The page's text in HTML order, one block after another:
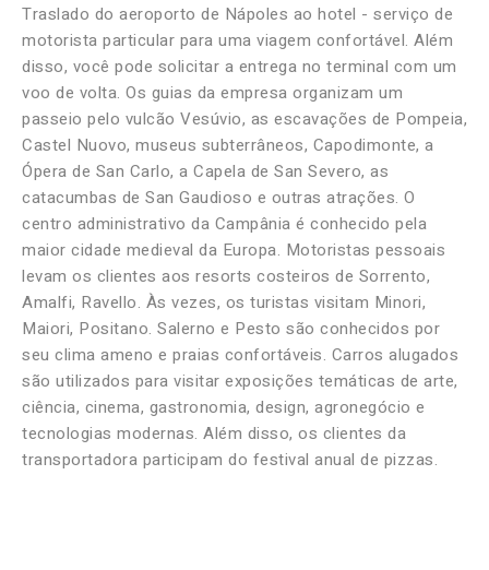
Traslado do aeroporto de Nápoles ao hotel - serviço de
motorista particular para uma viagem confortável. Além
disso, você pode solicitar a entrega no terminal com um
voo de volta. Os guias da empresa organizam um
passeio pelo vulcão Vesúvio, as escavações de Pompeia,
Castel Nuovo, museus subterrâneos, Capodimonte, a
Ópera de San Carlo, a Capela de San Severo, as
catacumbas de San Gaudioso e outras atrações. O
centro administrativo da Campânia é conhecido pela
maior cidade medieval da Europa. Motoristas pessoais
levam os clientes aos resorts costeiros de Sorrento,
Amalfi, Ravello. Às vezes, os turistas visitam Minori,
Maiori, Positano. Salerno e Pesto são conhecidos por
seu clima ameno e praias confortáveis. Carros alugados
são utilizados para visitar exposições temáticas de arte,
ciência, cinema, gastronomia, design, agronegócio e
tecnologias modernas. Além disso, os clientes da
transportadora participam do festival anual de pizzas.